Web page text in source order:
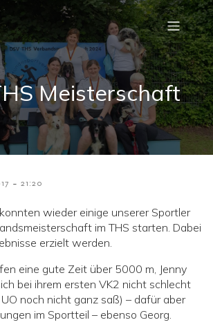
Meisterschaft
- 21:20
wieder einige unserer Sportler
im THS starten. Dabei
erzielt werden.
eine gute Zeit über 5000 m, Jenny
bei ihrem ersten VK2 nicht schlecht
noch nicht ganz saß) – dafür aber
im Sportteil – ebenso Georg.